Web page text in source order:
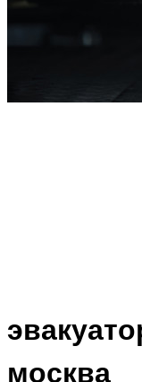
москва